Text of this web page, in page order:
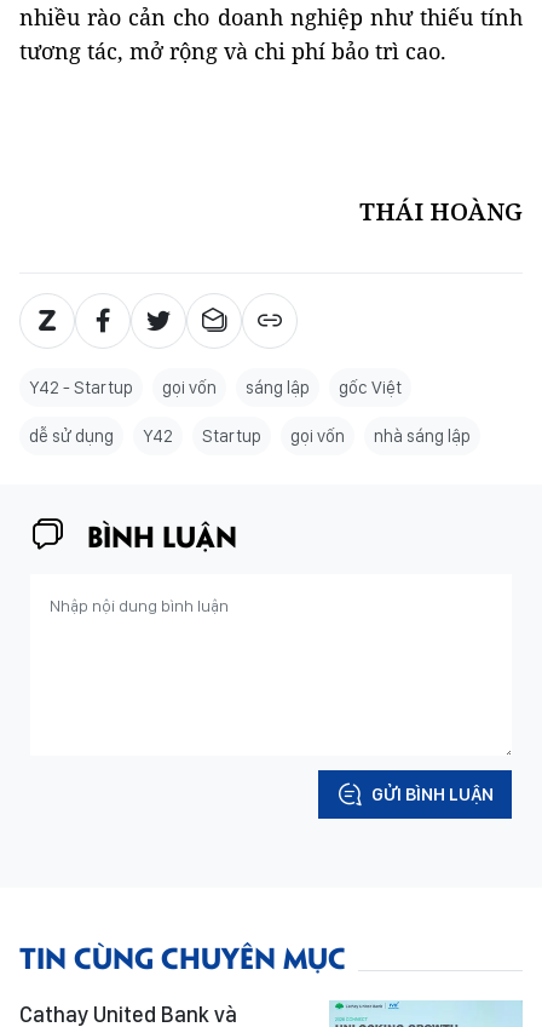
nhiều rào cản cho doanh nghiệp như thiếu tính
tương tác, mở rộng và chi phí bảo trì cao.
THÁI HOÀNG
Y42 - Startup gọi vốn sáng lập gốc Việt
dễ sử dụng Y42 Startup gọi vốn nhà sáng lập
BÌNH LUẬN
GỬI BÌNH LUẬN
TIN CÙNG CHUYÊN MỤC
Cathay United Bank và